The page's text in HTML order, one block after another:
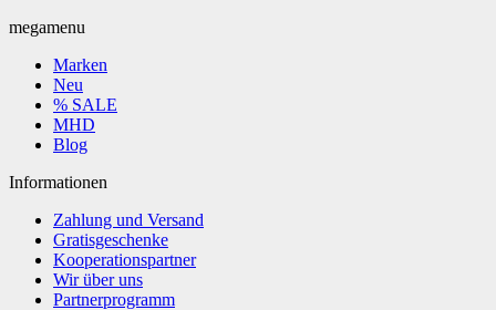
megamenu
Marken
Neu
% SALE
MHD
Blog
Informationen
Zahlung und Versand
Gratisgeschenke
Kooperationspartner
Wir über uns
Partnerprogramm